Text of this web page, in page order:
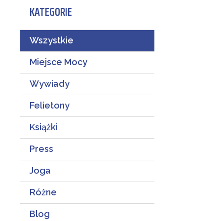
KATEGORIE
Wszystkie
Miejsce Mocy
Wywiady
Felietony
Książki
Press
Joga
Różne
Blog